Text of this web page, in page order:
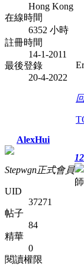
Hong Kong
在線時間
6352 小時
註冊時間
14-1-2011
最後登錄
20-4-2022
AlexHui
Stepwgn正式會員
UID
37271
帖子
84
精華
0
閱讀權限